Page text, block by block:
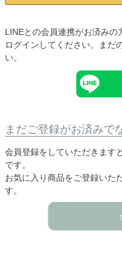
LINEとの会員連携がお済みの
ログインしてください。まだ
い。
まだご登録がお済みで
会員登録をしていただきます
です。
お気に入り商品をご登録いた
す。